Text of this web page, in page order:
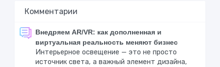
Комментарии
Внедряем AR/VR: как дополненная и
виртуальная реальность меняют бизнес
Интерьерное освещение — это не просто
источник света, а важный элемент дизайна,